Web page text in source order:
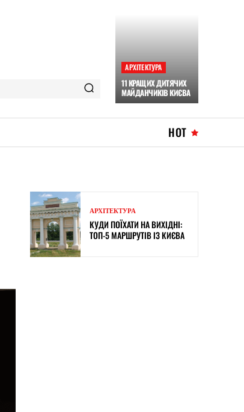
АРХІТЕКТУРА
11 КРАЩИХ ДИТЯЧИХ
МАЙДАНЧИКІВ КИЄВА
HOT
АРХІТЕКТУРА
КУДИ ПОЇХАТИ НА ВИХІДНІ:
ТОП-5 МАРШРУТІВ ІЗ КИЄВА